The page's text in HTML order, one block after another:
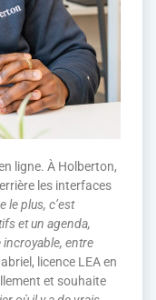
ligne. À Holberton,
les interfaces
le plus, c’est
et un agenda,
incroyable, entre
licence LEA en
et souhaite